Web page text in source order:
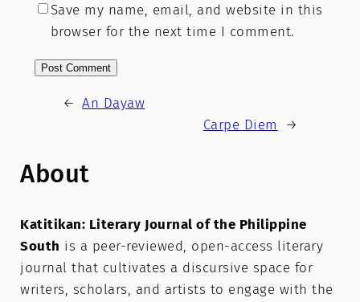
Save my name, email, and website in this
browser for the next time I comment.
← An Dayaw
Carpe Diem
→
About
Katitikan: Literary Journal of the Philippine
South is a peer-reviewed, open-access literary
journal that cultivates a discursive space for
writers, scholars, and artists to engage with the